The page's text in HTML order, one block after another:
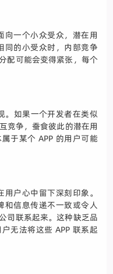
向一个小众受众，潜在用
同的小受众时，内部竞争
配可能会变得紧张，每个
。如果一个开发者在类似
竞争，蚕食彼此的潜在用
于某个 APP 的用户可能
户心中留下深刻印象。
和信息传递不一致或令人
司联系起来。这种缺乏品
无法将这些 APP 联系起